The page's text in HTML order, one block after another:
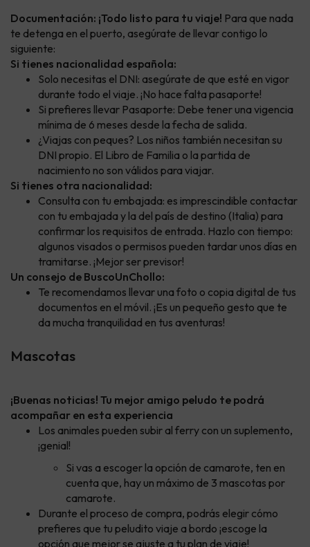
Documentación: ¡Todo listo para tu viaje! Para que nada
te detenga en el puerto, asegúrate de llevar contigo lo
siguiente:
Si tienes nacionalidad española:
Solo necesitas el DNI: asegúrate de que esté en vigor
durante todo el viaje. ¡No hace falta pasaporte!
Si prefieres llevar Pasaporte: Debe tener una vigencia
mínima de 6 meses desde la fecha de salida.
¿Viajas con peques? Los niños también necesitan su
DNI propio. El Libro de Familia o la partida de
nacimiento no son válidos para viajar.
Si tienes otra nacionalidad:
Consulta con tu embajada: es imprescindible contactar
con tu embajada y la del país de destino (Italia) para
confirmar los requisitos de entrada. Hazlo con tiempo:
algunos visados o permisos pueden tardar unos días en
tramitarse. ¡Mejor ser previsor!
Un consejo de BuscoUnChollo:
Te recomendamos llevar una foto o copia digital de tus
documentos en el móvil. ¡Es un pequeño gesto que te
da mucha tranquilidad en tus aventuras!
Mascotas
¡Buenas noticias! Tu mejor amigo peludo te podrá
acompañar en esta experiencia
Los animales pueden subir al ferry con un suplemento,
¡genial!
Si vas a escoger la opción de camarote, ten en
cuenta que, hay un máximo de 3 mascotas por
camarote.
Durante el proceso de compra, podrás elegir cómo
prefieres que tu peludito viaje a bordo ¡escoge la
opción que mejor se ajuste a tu plan de viaje!